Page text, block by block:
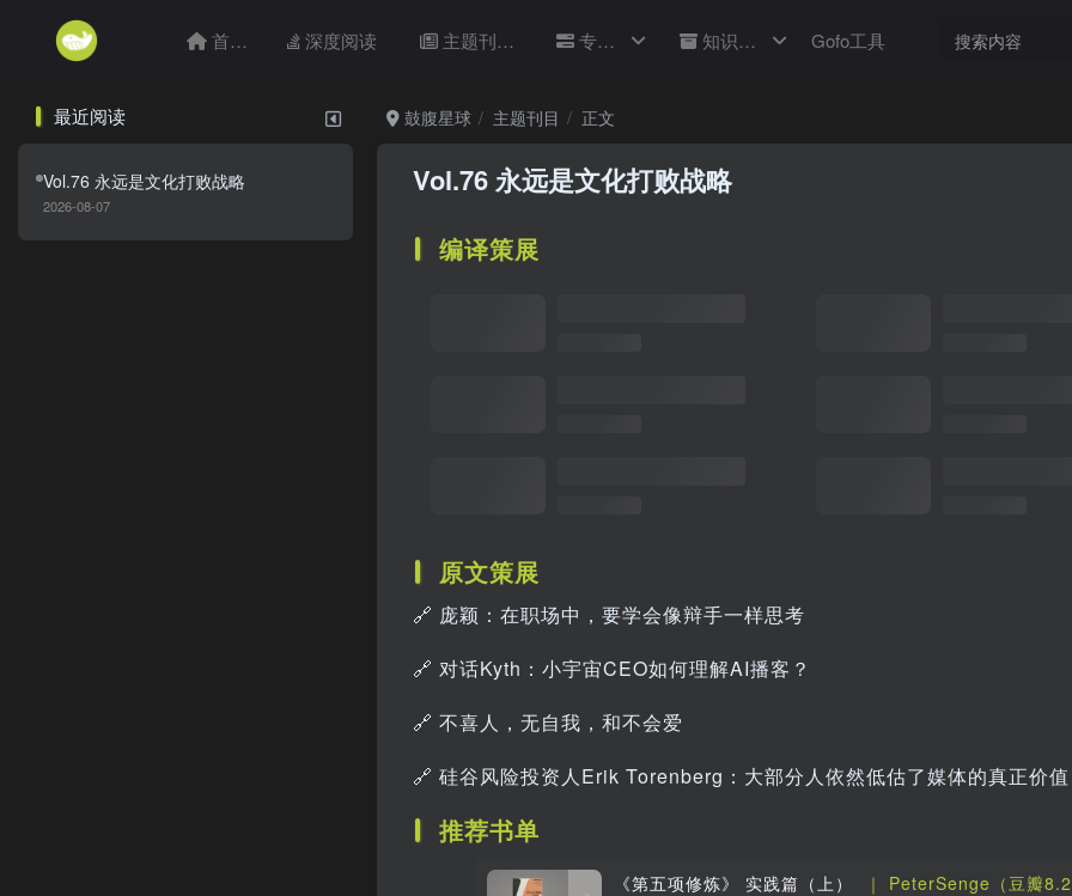
首页 深度阅读 主题刊目 专题 知识库 Gofo工具
最近阅读
Vol.76 永远是文化打败战略
2026-08-07
鼓腹星球 主题刊目 正文
Vol.76 永远是文化打败战略
编译策展
原文策展
🔗 庞颖：在职场中，要学会像辩手一样思考
🔗 对话Kyth：小宇宙CEO如何理解AI播客？
🔗 不喜人，无自我，和不会爱
🔗 硅谷风险投资人Erik Torenberg：大部分人依然低估了媒体的真正价值
推荐书单
《第五项修炼》 实践篇（上） ｜ PeterSenge（豆瓣